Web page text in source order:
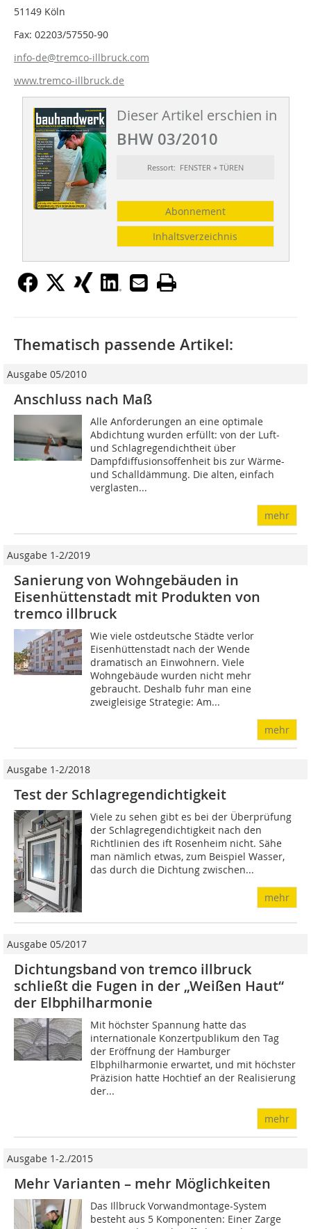
51149 Köln
Fax: 02203/57550-90
info-de@tremco-illbruck.com
www.tremco-illbruck.de
Dieser Artikel erschien in
BHW 03/2010
Ressort: FENSTER + TÜREN
Abonnement
Inhaltsverzeichnis
Thematisch passende Artikel:
Ausgabe 05/2010
Anschluss nach Maß
Alle Anforderungen an eine optimale
Abdichtung wurden erfüllt: von der Luft-
und Schlagregendichtheit über
Dampfdiffusionsoffenheit bis zur Wärme-
und Schalldämmung. Die alten, einfach
verglasten...
mehr
Ausgabe 1-2/2019
Sanierung von Wohngebäuden in
Eisenhüttenstadt mit Produkten von
tremco illbruck
Wie viele ostdeutsche Städte verlor
Eisenhüttenstadt nach der Wende
dramatisch an Einwohnern. Viele
Wohngebäude wurden nicht mehr
gebraucht. Deshalb fuhr man eine
zweigleisige Strategie: Am...
mehr
Ausgabe 1-2/2018
Test der Schlagregendichtigkeit
Viele zu sehen gibt es bei der Überprüfung
der Schlagregendichtigkeit nach den
Richtlinien des ift Rosenheim nicht. Sähe
man nämlich etwas, zum Beispiel Wasser,
das durch die Dichtung zwischen...
mehr
Ausgabe 05/2017
Dichtungsband von tremco illbruck
schließt die Fugen in der „Weißen Haut“
der Elbphilharmonie
Mit höchster Spannung hatte das
internationale Konzertpublikum den Tag
der Eröffnung der Hamburger
Elbphilharmonie erwartet, und mit höchster
Präzision hatte Hochtief an der Realisierung
der...
mehr
Ausgabe 1-2./2015
Mehr Varianten – mehr Möglichkeiten
Das Illbruck Vorwandmontage-System
besteht aus 5 Komponenten: Einer Zarge